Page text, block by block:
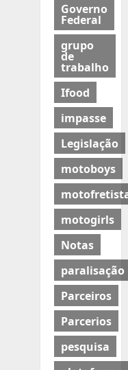
Governo
Federal
grupo
de
trabalho
Ifood
impasse
Legislação
motoboys
motogirls
Notas
paralisação
Parceiros
Parcerios
pesquisa